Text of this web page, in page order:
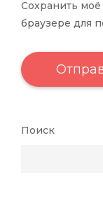
Сохранить моё
браузере для
Поиск